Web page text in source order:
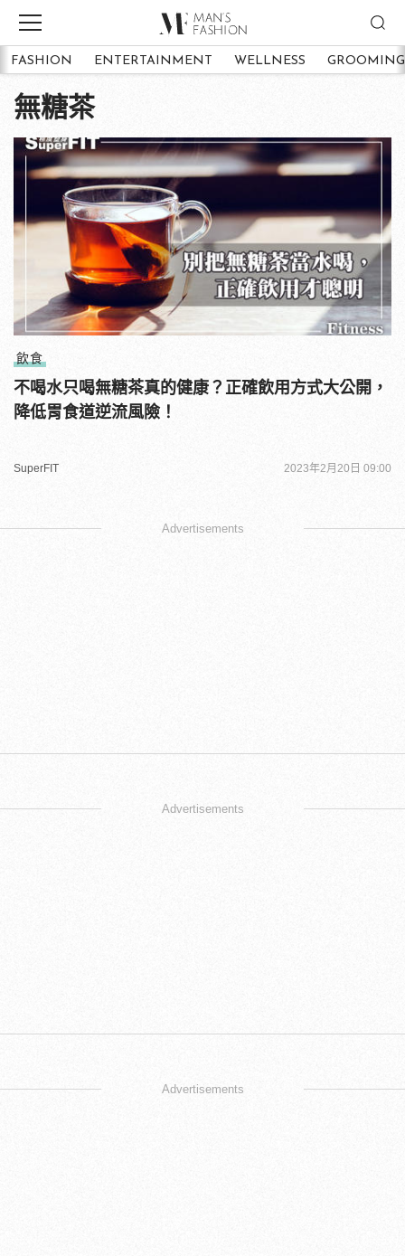
FASHION ENTERTAINMENT WELLNESS GROOMING
無糖茶
飲食
不喝水只喝無糖茶真的健康？正確飲用方式大公開，
降低胃食道逆流風險！
SuperFIT 2023年2月20日 09:00
Advertisements
Advertisements
Advertisements